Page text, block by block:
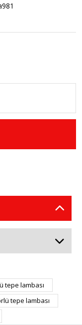
tepe lambası
tepe lambası